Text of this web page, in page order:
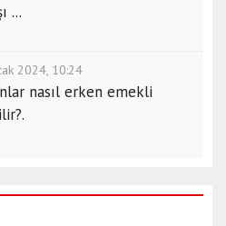
...
2024, 10:24
nasıl erken emekli